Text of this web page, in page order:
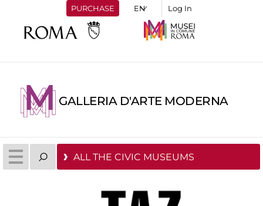
PURCHASE Log In
GALLERIA D'ARTE MODERNA
ALL THE CIVIC MUSEUMS